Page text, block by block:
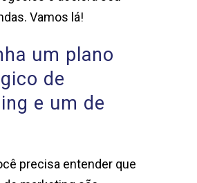
Vamos lá!
um plano
de
e um de
precisa entender que